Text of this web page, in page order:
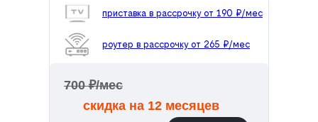
приставка в рассрочку от 190 ₽/мес
роутер в рассрочку от 265 ₽/мес
700 ₽/мес
скидка на 12 месяцев